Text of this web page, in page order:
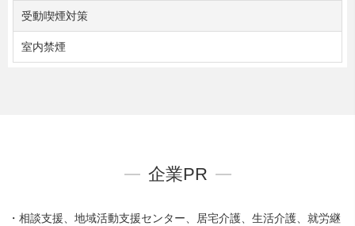
受動喫煙対策
室内禁煙
企業PR
・相談支援、地域活動支援センター、居宅介護、生活介護、就労継